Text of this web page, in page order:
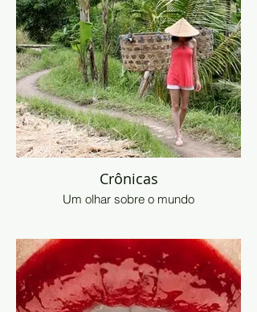
Crônicas
Um olhar sobre o mundo